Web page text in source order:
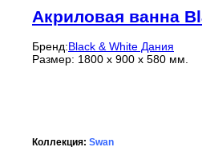
Акриловая ванна
Бренд:Black & White Дания
Размер: 1800 x 900 x 580 мм.
Коллекция: Swan